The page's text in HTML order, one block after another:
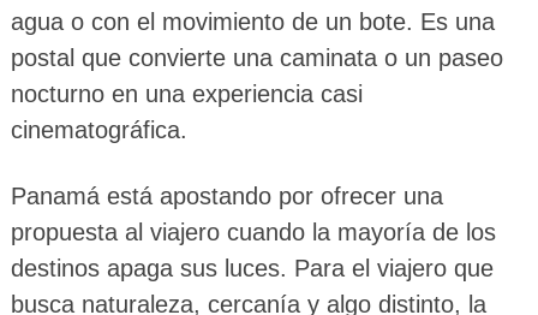
agua o con el movimiento de un bote. Es una
postal que convierte una caminata o un paseo
nocturno en una experiencia casi
cinematográfica.
Panamá está apostando por ofrecer una
propuesta al viajero cuando la mayoría de los
destinos apaga sus luces. Para el viajero que
busca naturaleza, cercanía y algo distinto, la